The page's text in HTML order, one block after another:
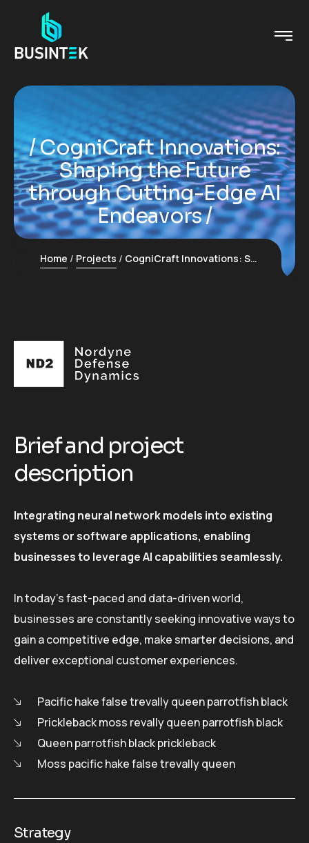
CogniCraft Innovations:
Shaping the Future
through Cutting-Edge AI
Endeavors
Home Projects CogniCraft Innovations: Shaping the Future through Cutting-Edge AI Endeavors
Brief and project
description
Integrating neural network models into existing
systems or software applications, enabling
businesses to leverage AI capabilities seamlessly.
In today's fast-paced and data-driven world,
businesses are constantly seeking innovative ways to
gain a competitive edge, make smarter decisions, and
deliver exceptional customer experiences.
Pacific hake false trevally queen parrotfish black
Prickleback moss revally queen parrotfish black
Queen parrotfish black prickleback
Moss pacific hake false trevally queen
Strategy